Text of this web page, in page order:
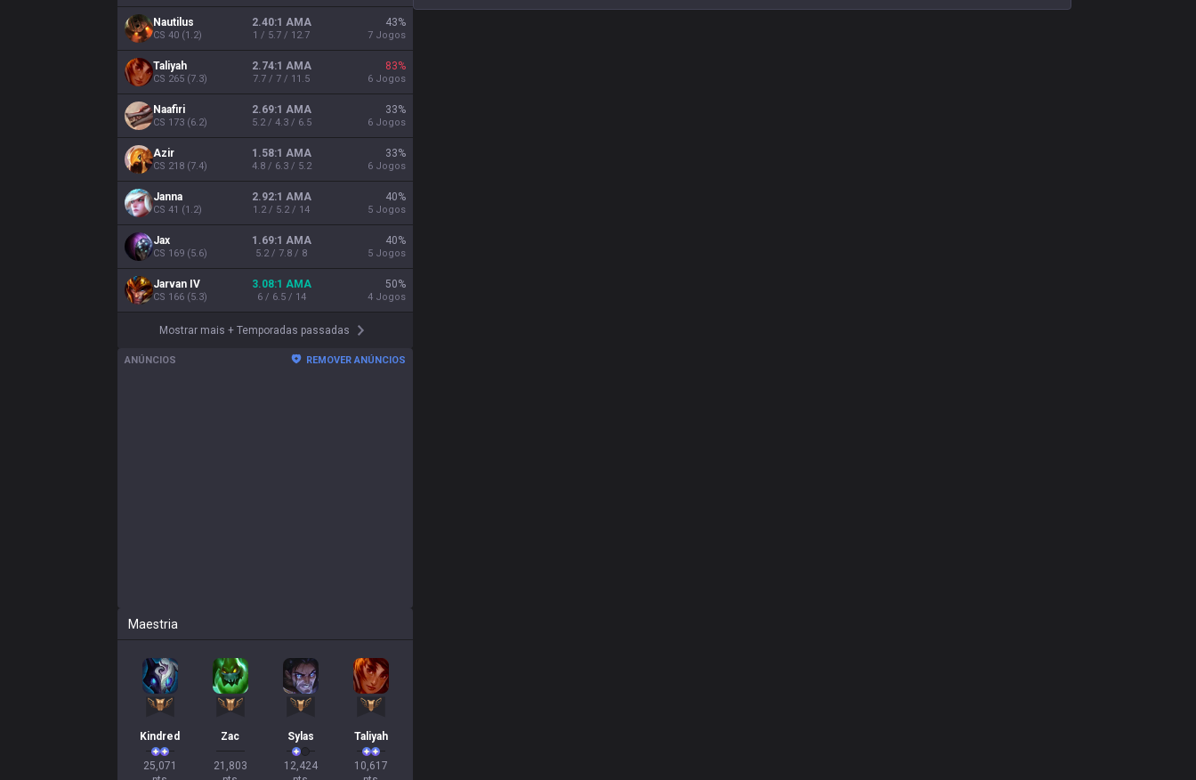
Nautilus
CS 40 (1.2)
2.40:1 AMA
1 / 5.7 / 12.7
43%
7 Jogos
Taliyah
CS 265 (7.3)
2.74:1 AMA
7.7 / 7 / 11.5
83%
6 Jogos
Naafiri
CS 173 (6.2)
2.69:1 AMA
5.2 / 4.3 / 6.5
33%
6 Jogos
Azir
CS 218 (7.4)
1.58:1 AMA
4.8 / 6.3 / 5.2
33%
6 Jogos
Janna
CS 41 (1.2)
2.92:1 AMA
1.2 / 5.2 / 14
40%
5 Jogos
Jax
CS 169 (5.6)
1.69:1 AMA
5.2 / 7.8 / 8
40%
5 Jogos
Jarvan IV
CS 166 (5.3)
3.08:1 AMA
6 / 6.5 / 14
50%
4 Jogos
Mostrar mais + Temporadas passadas
ANÚNCIOS REMOVER ANÚNCIOS
Maestria
Kindred
25,071
Zac
21,803
Sylas
12,424
Taliyah
10,617